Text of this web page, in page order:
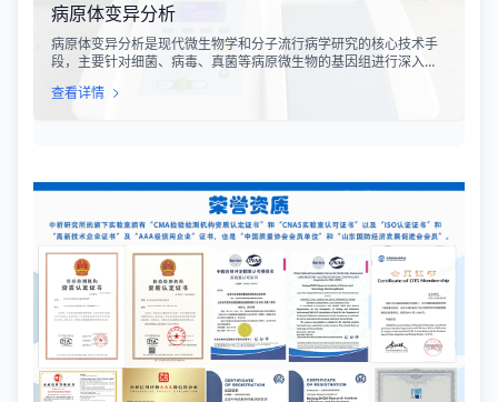
病原体变异分析
病原体变异分析是现代微生物学和分子流行病学研究的核心技术手
段，主要针对细菌、病毒、真菌等病原微生物的基因组进行深入研
的飞速发展，病原体变异分析已从传统的表型分析逐步转向基因型
查看详情